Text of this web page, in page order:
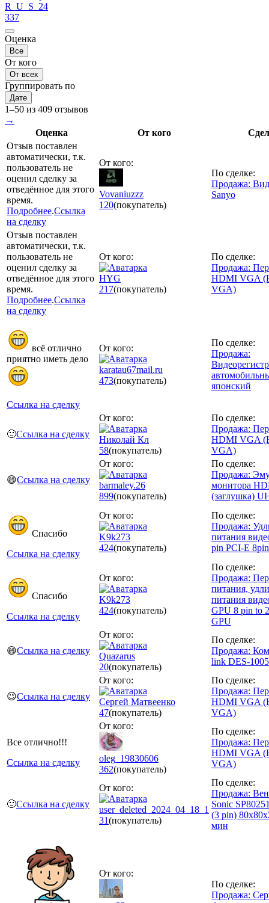
R_U_S_24
337
Оценка
Все
От кого
От всех
Группировать по
Дате
1–50 из 409 отзывов
→
Оценка
От кого
Отзыв поставлен
автоматически, т.к.
пользователь не
оценил сделку за
отведённое для этого
время.
Подробнее.Ссылка
на сделку
От кого:
Vovaniuzzz
120(покупатель)
По сделке:
Продажа:
Sanyo
Отзыв поставлен
автоматически, т.к.
пользователь не
оценил сделку за
отведённое для этого
время.
Подробнее.Ссылка
на сделку
От кого:
HYG
217(покупатель)
По сделке:
Продажа:
HDMI VGA
VGA)
всё отлично
приятно иметь дело
Ссылка на сделку
От кого:
karatau67mail.ru
473(покупатель)
По сделке:
Продажа:
японский
🙂Ссылка на сделку
От кого:
Николай Кл
58(покупатель)
По сделке:
Продажа:
HDMI VGA
VGA)
😄Ссылка на сделку
От кого:
barmaley.26
899(покупатель)
По сделке:
Продажа:
монитора
(заглушка)
Спасибо
Ссылка на сделку
От кого:
K9k273
424(покупатель)
По сделке:
Продажа:
питания
pin PCI-E 8pin
Спасибо
Ссылка на сделку
От кого:
K9k273
424(покупатель)
По сделке:
Продажа:
питания,
питания
GPU 8 pin to
GPU
😄Ссылка на сделку
От кого:
Quazarus
20(покупатель)
По сделке:
Продажа:
link DES-
😉Ссылка на сделку
От кого:
Сергей Матвеенко
47(покупатель)
По сделке:
Продажа:
HDMI VGA
VGA)
Все отлично!!!
Ссылка на сделку
От кого:
oleg_19830606
362(покупатель)
По сделке:
Продажа:
HDMI VGA
VGA)
🙂Ссылка на сделку
От кого:
user_deleted_2024_04_18_1
31(покупатель)
По сделке:
Продажа:
Sonic
(3 pin)
мин
От кого:
По сделке:
Продажа: